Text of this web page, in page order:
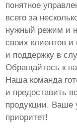
понятное
всего за
нужный режим и
своих клиентов
и поддержку в
Обращайтесь к
Наша команда
и предоставить
продукции. Ваше
приоритет!